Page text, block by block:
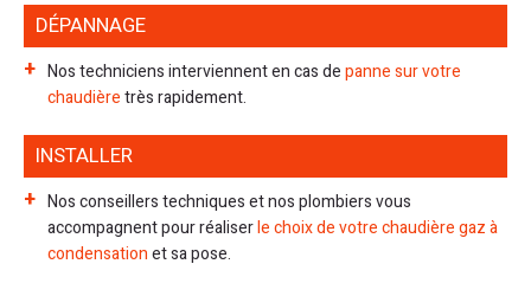
DÉPANNAGE
Nos techniciens interviennent en cas depanne sur votre
chaudièretrès rapidement.
INSTALLER
Nos conseillers techniques et nos plombiers vous
accompagnent pour réaliserle choix de votre chaudière gaz à
condensationet sa pose.